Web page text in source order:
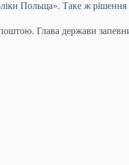
Польща». Таке ж
Глава держави